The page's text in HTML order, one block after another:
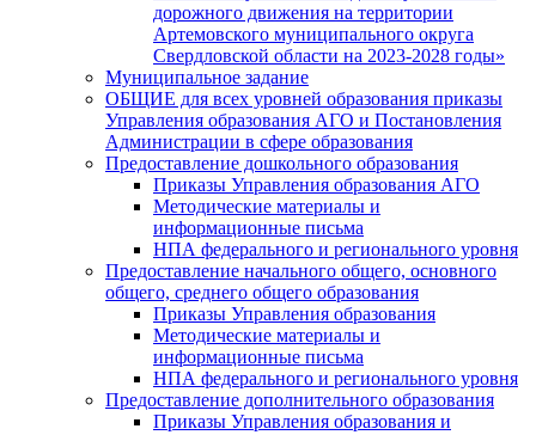
дорожного движения на территории
Артемовского муниципального округа
Свердловской области на 2023-2028 годы»
Муниципальное задание
ОБЩИЕ для всех уровней образования приказы
Управления образования АГО и Постановления
Администрации в сфере образования
Предоставление дошкольного образования
Приказы Управления образования АГО
Методические материалы и
информационные письма
НПА федерального и регионального уровня
Предоставление начального общего, основного
общего, среднего общего образования
Приказы Управления образования
Методические материалы и
информационные письма
НПА федерального и регионального уровня
Предоставление дополнительного образования
Приказы Управления образования и